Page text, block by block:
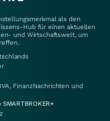
als den
Hub für einen aktuellen
und Wirtschaftswelt, um
FinanzNachrichten und
SMARTBROKER+